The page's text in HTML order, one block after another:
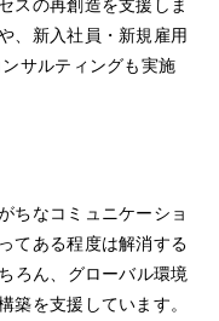
スの再創造を支援しま
、新入社員・新規雇用
サルティングも実施
ちなコミュニケーショ
てある程度は解消する
ろん、グローバル環境
築を支援しています。